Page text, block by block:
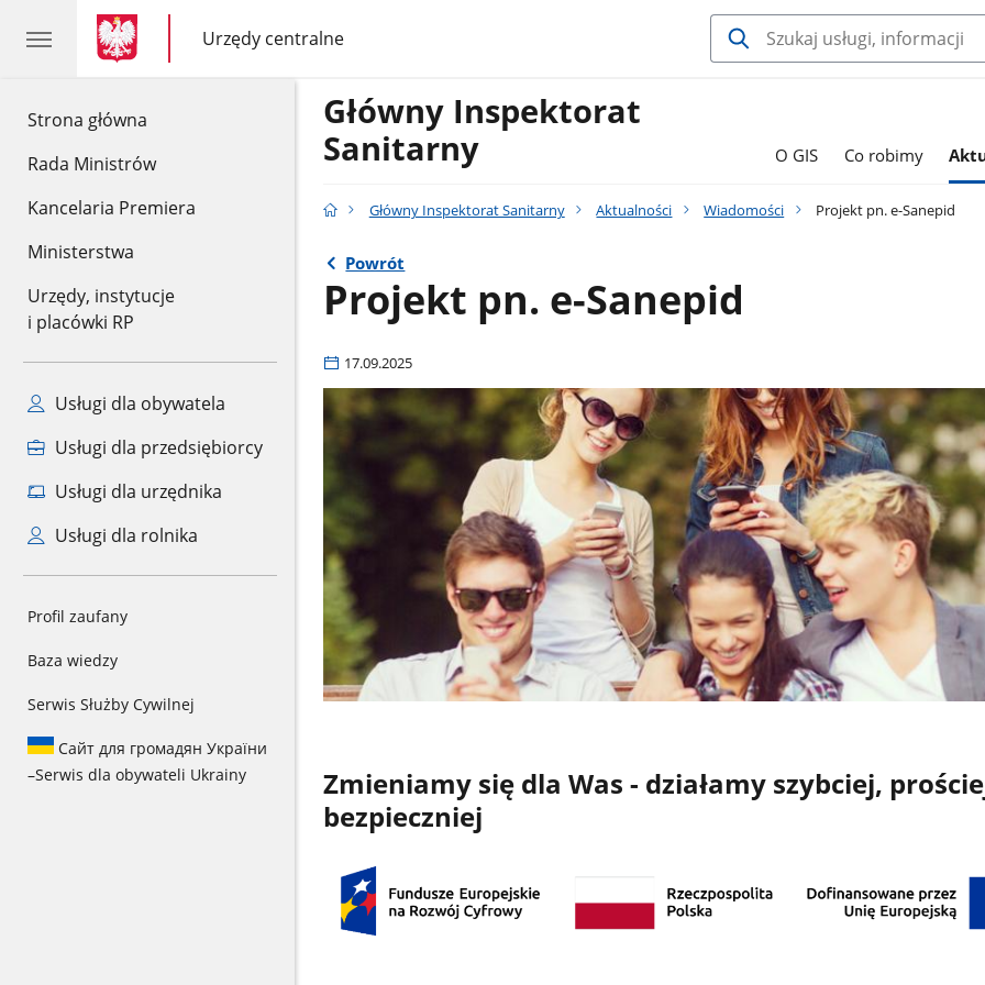
Strona główna
Rada Ministrów
Kancelaria Premiera
Ministerstwa
Urzędy, instytucje
i placówki RP
Usługi dla obywatela
Usługi dla przedsiębiorcy
Usługi dla urzędnika
Usługi dla rolnika
Profil zaufany
Baza wiedzy
Serwis Służby Cywilnej
Сайт для громадян України
–Serwis dla obywateli Ukrainy
gov.pl
gov.pl
Urzędy centralne
gov.pl
Urzędy
centralne
Główny Inspektorat
Sanitarny
O GIS Co robimy
Główny Inspektorat Sanitarny Aktualności Wiadomości Projekt pn. e-Sanepid
Powrót
Projekt pn. e-Sanepid
17.09.2025
Zmieniamy się dla Was - działamy szybciej,
bezpieczniej